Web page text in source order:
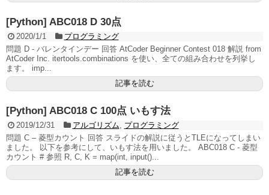
[Python] ABC018 D 30点
2020/1/1
プログラミング
問題 D - バレンタインデー 回答 AtCoder Beginner Contest 018 解説 from
AtCoder Inc. itertools.combinations を使い、全ての組み合わせを列挙し
ます。 imp...
記事を読む
[Python] ABC018 C 100点 いもす法
2019/12/31 アルゴリズム
プログラミング
問題 C – 菱型カウント 回答 スライドの解説に従うとTLEになってしまい
ました。 以下を参考にして、いもす法を用いました。 ABC018 C - 菱型
カウント # 参照 R, C, K = map(int, input()...
記事を読む